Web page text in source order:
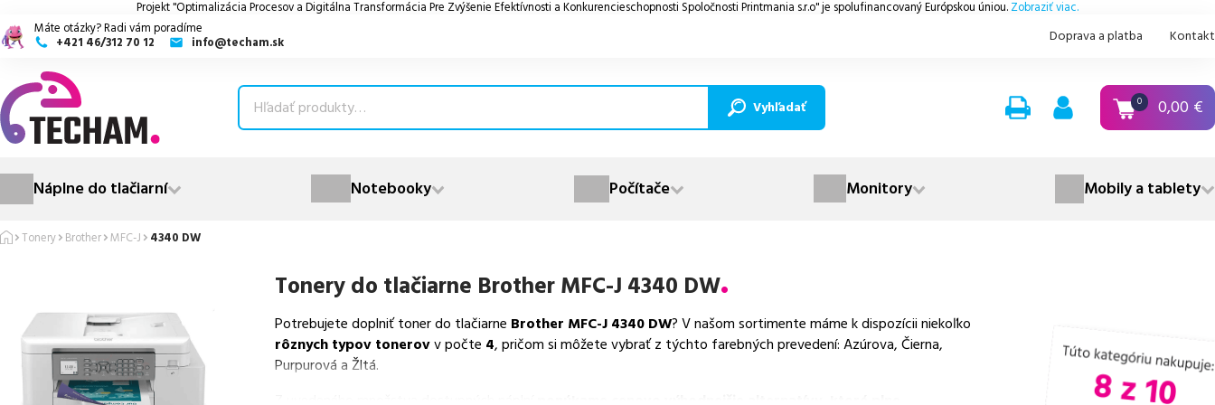
Projekt "Optimalizácia Procesov a Digitálna Transformácia Pre Zvýšenie Efektívnosti a Konkurencieschopnosti Spoločnosti Printmania s.r.o" je spolufinancovaný Európskou úniou. Zobraziť viac.
Máte otázky? Radi vám poradíme
+421 46/312 70 12
info@techam.sk Doprava a platba Kontakt
Vyhľadať 0 0,00 €
Náplne do tlačiarní Notebooky Počítače Monitory Mobily a tablety
Tonery Brother MFC-J 4340 DW
Tonery do tlačiarne Brother MFC-J 4340 DW
Potrebujete doplniť toner do tlačiarne Brother MFC-J 4340 DW? V našom sortimente máme k dispozícii niekoľko
rôznych typov tonerovv počte 4, pričom si môžete vybrať z týchto farebných prevedení: Azúrova, Čierna,
Purpurová a Žltá.